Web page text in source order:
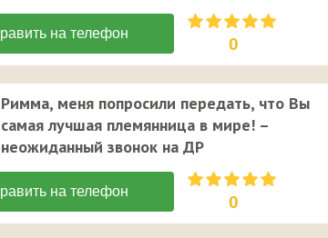
0
Римма, меня попросили передать, что Вы
самая лучшая племянница в мире! –
неожиданный звонок на ДР
0